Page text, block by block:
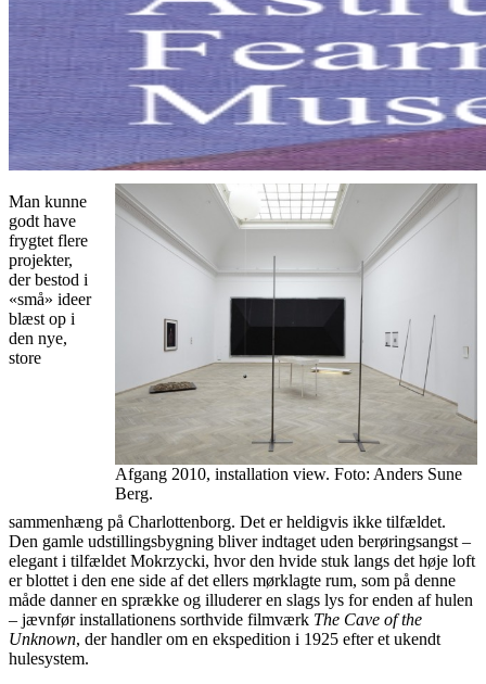
Afgang 2010, installation view. Foto: Anders Sune
Berg.
Man kunne
godt have
frygtet flere
projekter,
der bestod i
«små» ideer
blæst op i
den nye,
store
sammenhæng på Charlottenborg. Det er heldigvis ikke tilfældet.
Den gamle udstillingsbygning bliver indtaget uden berøringsangst –
elegant i tilfældet Mokrzycki, hvor den hvide stuk langs det høje loft
er blottet i den ene side af det ellers mørklagte rum, som på denne
måde danner en sprække og illuderer en slags lys for enden af hulen
– jævnfør installationens sorthvide filmværk The Cave of the
Unknown, der handler om en ekspedition i 1925 efter et ukendt
hulesystem.